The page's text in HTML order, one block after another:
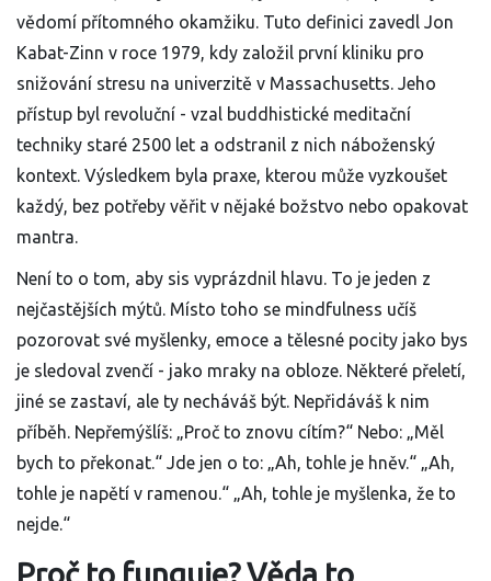
vědomí přítomného okamžiku. Tuto definici zavedl Jon
Kabat-Zinn v roce 1979, kdy založil první kliniku pro
snižování stresu na univerzitě v Massachusetts. Jeho
přístup byl revoluční - vzal buddhistické meditační
techniky staré 2500 let a odstranil z nich náboženský
kontext. Výsledkem byla praxe, kterou může vyzkoušet
každý, bez potřeby věřit v nějaké božstvo nebo opakovat
mantra.
Není to o tom, aby sis vyprázdnil hlavu. To je jeden z
nejčastějších mýtů. Místo toho se mindfulness učíš
pozorovat své myšlenky, emoce a tělesné pocity jako bys
je sledoval zvenčí - jako mraky na obloze. Některé přeletí,
jiné se zastaví, ale ty necháváš být. Nepřidáváš k nim
příběh. Nepřemýšlíš: „Proč to znovu cítím?“ Nebo: „Měl
bych to překonat.“ Jde jen o to: „Ah, tohle je hněv.“ „Ah,
tohle je napětí v ramenou.“ „Ah, tohle je myšlenka, že to
nejde.“
Proč to funguje? Věda to